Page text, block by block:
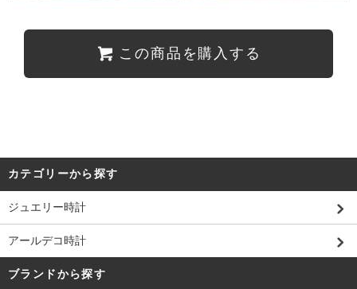
この商品を購入する
カテゴリーから探す
ジュエリー時計
アールデコ時計
ブランドから探す